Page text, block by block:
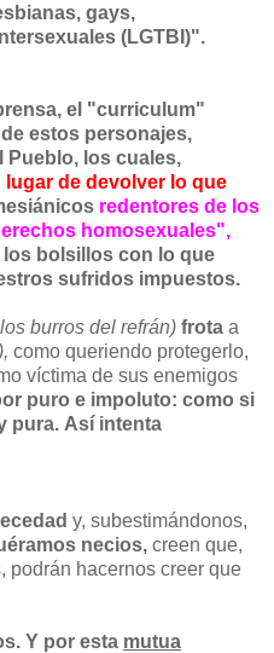
gays,
(LGTBI)".
el "curriculum"
estos personajes,
Pueblo, los cuales,
lugar de devolver lo que
redentores de los
homosexuales",
bolsillos con lo que
sufridos impuestos.
burros del refrán) frota a
como queriendo protegerlo,
víctima de sus enemigos
puro e impoluto: como si
pura. Así intenta
y, subestimándonos,
necios, creen que,
podrán hacernos creer que
Y por esta mutua